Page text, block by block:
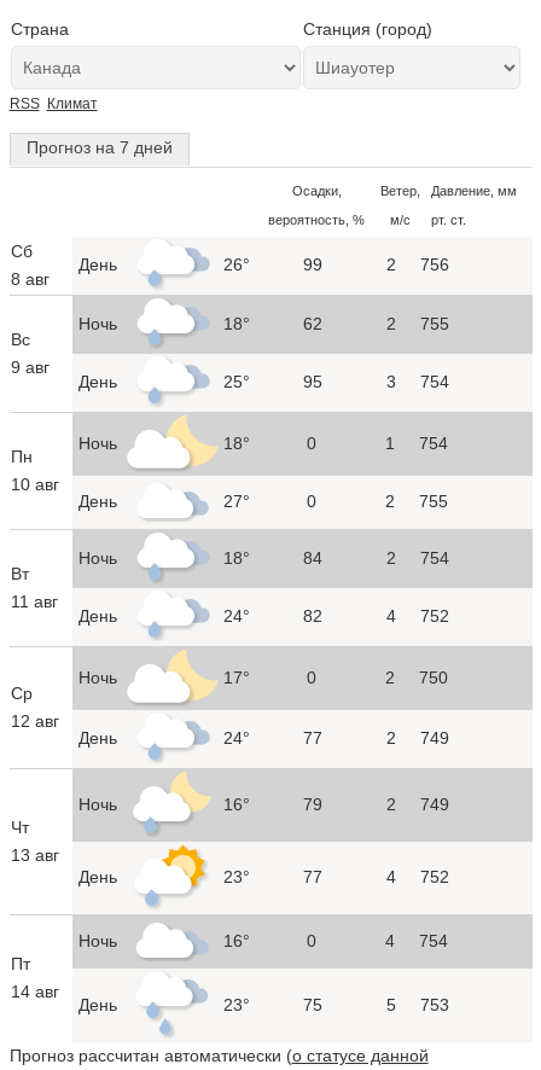
Страна Станция (город)
RSS Климат
Прогноз на 7 дней
Осадки,
вероятность, %
Ветер,
м/с
Давление, мм
рт. ст.
Сб
8 авг
День 26° 99 2 756
Вс
9 авг
Ночь 18° 62 2 755
День 25° 95 3 754
Пн
10 авг
Ночь 18° 0 1 754
День 27° 0 2 755
Вт
11 авг
Ночь 18° 84 2 754
День 24° 82 4 752
Ср
12 авг
Ночь 17° 0 2 750
День 24° 77 2 749
Чт
13 авг
Ночь 16° 79 2 749
День 23° 77 4 752
Пт
14 авг
Ночь 16° 0 4 754
День 23° 75 5 753
Прогноз рассчитан автоматически (о статусе данной